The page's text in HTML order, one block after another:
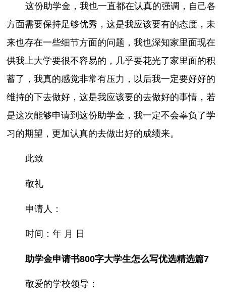
这份助学金，我也一直都在认真的强调，自己各
方面需要保持足够优秀，这是我应该要有的态度，未
来也存在一些细节方面的问题，我也深知家里面现在
供我上大学要很不容易的，几乎要花光了家里面的积
蓄了，我真的感觉非常有压力，以后我一定要好好的
维持的下去做好，这是我应该要的去做好的事情，若
是这次能够申请到这份助学金，我一定不会辜负了学
习的期望，更加认真的去做出好的成绩来。
此致
敬礼
申请人：
时间：年 月 日
助学金申请书800字大学生怎么写优选精选篇7
敬爱的学校领导：